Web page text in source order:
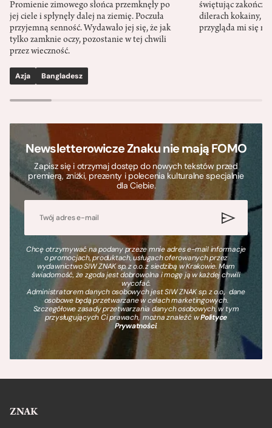
Promienie zimowego słońca przemknęły po
jej ciele i spłynęły dalej na ziemię. Poczuła
przyjemną senność. Wydawało jej się, że jak
tylko zamknie oczy, pozostanie w tej chwili
przez wieczność.
Azja Bangladesz
świętując
dilerach kokainy,
przygląda mi się
Newsletterowicze Znaku nie mają FOMO
Zapisz się i otrzymaj dostęp do nowych tekstów przed
premierą, zniżki, prezenty i polecenia kulturalne specjalnie
dla Ciebie.
Chcę otrzymywać na podany przeze mnie adres e-mail informacje
o promocjach, produktach, usługach oferowanych przez
wydawnictwo SIW ZNAK sp. z o.o. z siedzibą w Krakowie. Mam
świadomość, że zgoda jest dobrowolna i mogę ją w każdej chwili
wycofać.
Administratorem danych osobowych jest SIW ZNAK sp. z o.o., dane
osobowe będą przetwarzane w celach marketingowych.
Szczegółowe zasady przetwarzania danych osobowych, w tym
przysługujących Ci prawach, można znaleźć wPolityce
Prywatności.
ZNAK